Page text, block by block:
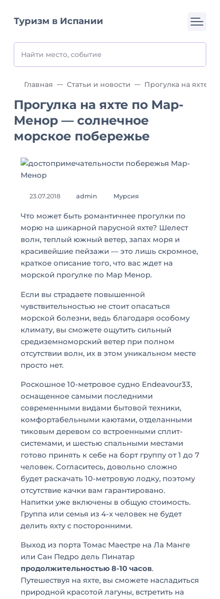
Туризм в Испании
Прогулка на яхте по Мар-
Менор — солнечное
морское побережье
Главная Статьи и новости
23.07.2018 admin Мурсия
Что может быть романтичнее прогулки по
морю на шикарной парусной яхте? Шелест
волн, теплый южный ветер, запах моря и
красивейшие пейзажи — это лишь скромное,
краткое описание того, что вас ждет на
морской прогулке по Мар Менор.
Если вы страдаете повышенной
чувствительностью не стоит опасаться
морской болезни, ведь благодаря особому
климату, вы сможете ощутить сильный
средиземноморский ветер при полном
отсутствии волн, их в этом уникальном месте
просто нет.
Роскошное 10-метровое судно Endeavour33,
оснащенное самыми последними
современными видами бытовой техники,
комфортабельными каютами, отделанными
тиковым деревом со встроенными сплит-
системами, и шестью спальными местами
готово принять к себе на борт группу от 1 до 7
человек. Согласитесь, довольно сложно
будет раскачать 10-метровую лодку, поэтому
отсутствие качки вам гарантировано.
Напитки уже включены в общую стоимость.
Группа или семья из 4-х человек не будет
делить яхту с посторонними.
Выход из порта Томас Маестре на Ла Манге
или Сан Педро дель Пинатар
продолжительностью 8-10 часов.
Путешествуя на яхте, вы сможете насладиться
природной красотой лагуны, встретить на